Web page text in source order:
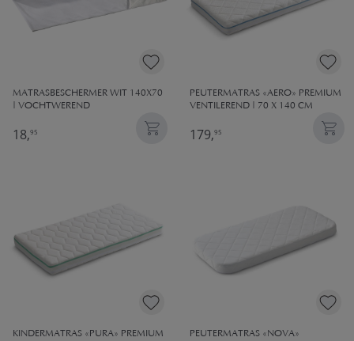
MATRASBESCHERMER WIT 140X70
| VOCHTWEREND
18,95
PEUTERMATRAS «AERO» PREMIUM
VENTILEREND | 70 X 140 CM
179,95
KINDERMATRAS «PURA» PREMIUM
PEUTERMATRAS «NOVA»